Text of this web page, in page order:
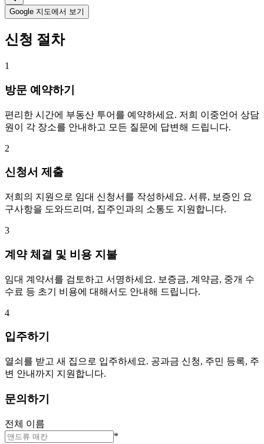
Google 지도에서 보기
신청 절차
1
방문 예약하기
편리한 시간에 부동산 투어를 예약하세요. 저희 이중언어 상담
원이 각 장소를 안내하고 모든 질문에 답변해 드립니다.
2
신청서 제출
저희의 지원으로 임대 신청서를 작성하세요. 서류, 보증인 요
구사항을 도와드리며, 집주인과의 소통도 지원합니다.
3
계약 체결 및 비용 지불
임대 계약서를 검토하고 서명하세요. 보증금, 계약금, 중개 수
수료 등 초기 비용에 대해서도 안내해 드립니다.
4
입주하기
열쇠를 받고 새 집으로 입주하세요. 공과금 신청, 주민 등록, 주
변 안내까지 지원합니다.
문의하기
전체 이름
*